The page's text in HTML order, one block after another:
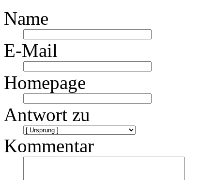
Name
E-Mail
Homepage
Antwort zu
Kommentar